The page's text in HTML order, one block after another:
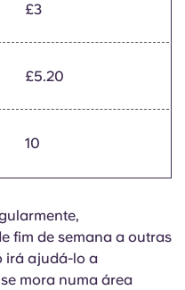
£3
£5.20
10
fim de semana a outras
irá ajudá-lo a
mora numa área